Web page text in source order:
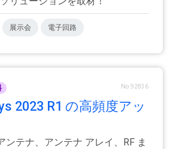
展示会 電子回路
No.92836
2023 R1 の高頻度アッ
ンテナ、アンテナ アレイ、RF ま